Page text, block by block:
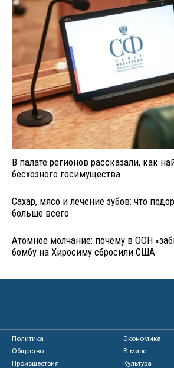
В палате регионов рассказали, как
бесхозного госимущества
Сахар, мясо и лечение зубов: что
больше всего
Атомное молчание: почему в ООН
бомбу на Хиросиму сбросили США
Политика
Экономика
Общество
В мире
Происшествия
Культура